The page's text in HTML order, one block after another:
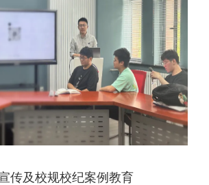
传及校规校纪案例教育